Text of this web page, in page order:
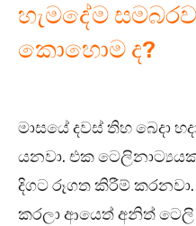
හැමදේම
කොහොම ද?
මාසයේ දවස් තිහ බෙදා
යනවා. එක
දිගට රූගත කිරීම්
කරලා ආයෙත් අනිත්